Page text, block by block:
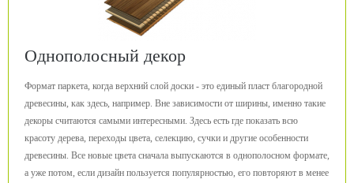
Однополосный декор
Формат паркета, когда верхний слой доски - это единый пласт благородной
древесины, как здесь, например. Вне зависимости от ширины, именно такие
декоры считаются самыми интересными. Здесь есть где показать всю
красоту дерева, переходы цвета, селекцию, сучки и другие особенности
древесины. Все новые цвета сначала выпускаются в однополосном формате,
а уже потом, если дизайн пользуется популярностью, его повторяют в менее